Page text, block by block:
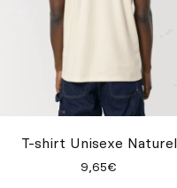
T-shirt Unisexe Naturel
9,65€